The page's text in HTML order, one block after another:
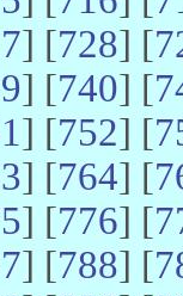
] [728] [
] [740] [
] [752] [
] [764] [
] [776] [
] [788] [